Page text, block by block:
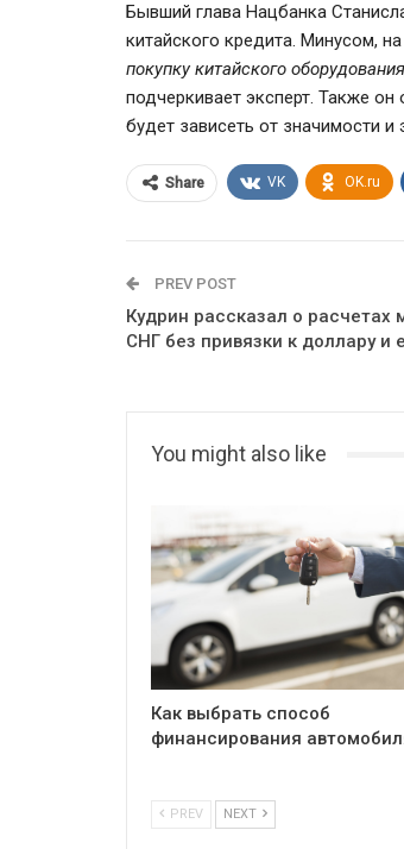
Бывший глава Нацбанка
китайского кредита. Минусом,
покупку китайского
подчеркивает эксперт. Также
будет зависеть от значимости
Share VK OK.ru
PREV POST
Кудрин рассказал о расчетах
СНГ без привязки к доллару и
You might also like
Как выбрать способ
финансирования
PREV NEXT
50